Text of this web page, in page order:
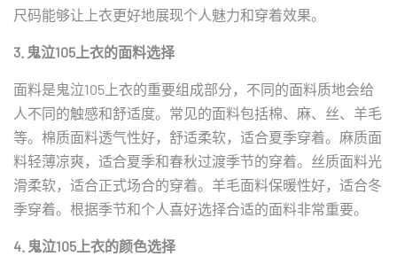
尺码能够让上衣更好地展现个人魅力和穿着效果。
3. 鬼泣105上衣的面料选择
面料是鬼泣105上衣的重要组成部分，不同的面料质地会给
人不同的触感和舒适度。常见的面料包括棉、麻、丝、羊毛
等。棉质面料透气性好，舒适柔软，适合夏季穿着。麻质面
料轻薄凉爽，适合夏季和春秋过渡季节的穿着。丝质面料光
滑柔软，适合正式场合的穿着。羊毛面料保暖性好，适合冬
季穿着。根据季节和个人喜好选择合适的面料非常重要。
4. 鬼泣105上衣的颜色选择